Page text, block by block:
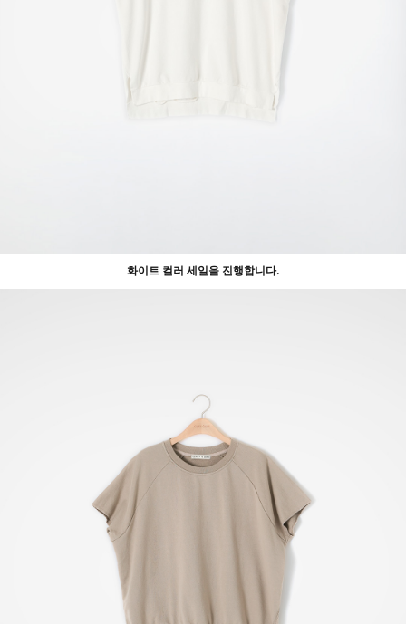
화이트 컬러 세일을 진행합니다.